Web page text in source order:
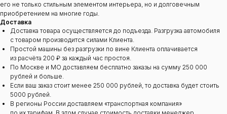
его не только стильным элементом интерьера, но и долговечным
приобретением на многие годы.
Доставка
Доставка товара осуществляется до подъезда. Разгрузка автомобиля
с товаром производится силами Клиента.
Простой машины без разгрузки по вине Клиента оплачивается
из расчёта 200 ₽ за каждый час простоя.
По Москве и МО доставляем бесплатно заказы на сумму 250 000
рублей и больше.
Если ваш заказ стоит менее 250 000 рублей, то доставка будет стоить
5000 рублей.
В регионы России доставляем «транспортная компания»